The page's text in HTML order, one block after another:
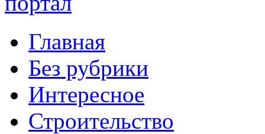
Главная
Без рубрики
Интересное
Строительство